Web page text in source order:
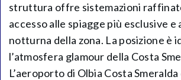
struttura offre sistemazioni
accesso alle spiagge più esclusive e
notturna della zona. La posizione è
l’atmosfera glamour della Costa
L’aeroporto di Olbia Costa